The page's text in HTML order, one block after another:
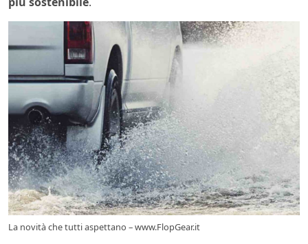
La novità che tutti aspettano – www.FlopGear.it